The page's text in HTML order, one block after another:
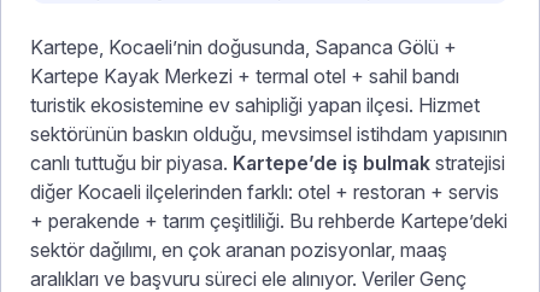
Kartepe, Kocaeli’nin doğusunda, Sapanca Gölü +
Kartepe Kayak Merkezi + termal otel + sahil bandı
turistik ekosistemine ev sahipliği yapan ilçesi. Hizmet
sektörünün baskın olduğu, mevsimsel istihdam yapısının
canlı tuttuğu bir piyasa. Kartepe’de iş bulmak stratejisi
diğer Kocaeli ilçelerinden farklı: otel + restoran + servis
+ perakende + tarım çeşitliliği. Bu rehberde Kartepe’deki
sektör dağılımı, en çok aranan pozisyonlar, maaş
aralıkları ve başvuru süreci ele alınıyor. Veriler Genç